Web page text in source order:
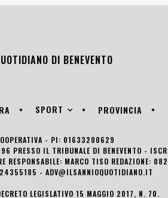
DI BENEVENTO
SPORT PROVINCIA
- PI: 01633200629
PRESSO IL TRIBUNALE DI BENEVENTO -
RESPONSABILE: MARCO TISO REDAZIONE:
- ADV@ILSANNIOQUOTIDIANO.IT
LEGISLATIVO 15 MAGGIO 2017, N. 70.